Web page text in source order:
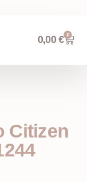
0,00€ 0
Citizen